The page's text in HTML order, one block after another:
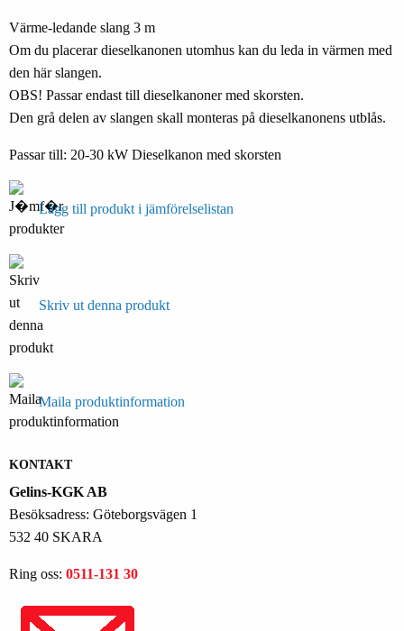
Värme-ledande slang 3 m
Om du placerar dieselkanonen utomhus kan du leda in värmen med
den här slangen.
OBS! Passar endast till dieselkanoner med skorsten.
Den grå delen av slangen skall monteras på dieselkanonens utblås.
Passar till: 20-30 kW Dieselkanon med skorsten
Lägg till produkt i jämförelselistan
Skriv ut denna produkt
Maila produktinformation
KONTAKT
Gelins-KGK AB
Besöksadress: Göteborgsvägen 1
532 40 SKARA
Ring oss: 0511-131 30